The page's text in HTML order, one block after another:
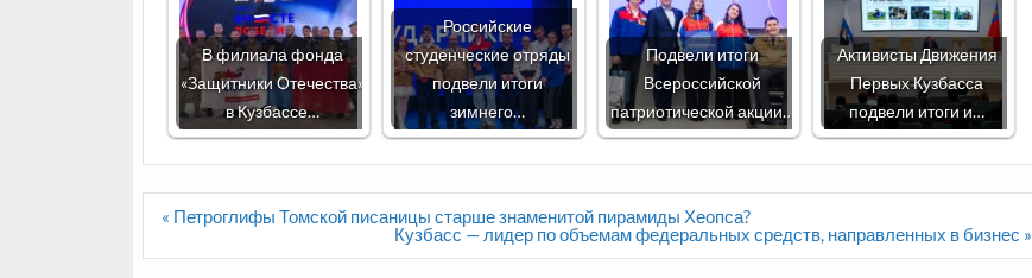
В филиала фонда
«Защитники Отечества»
в Кузбассе…
Российские
студенческие отряды
подвели итоги
зимнего…
Подвели итоги
Всероссийской
патриотической акции…
Активисты Движения
Первых Кузбасса
подвели итоги и…
Навигация
« Петроглифы Томской писаницы старше знаменитой пирамиды Хеопса?
Кузбасс — лидер по объемам федеральных средств, направленных в бизнес »